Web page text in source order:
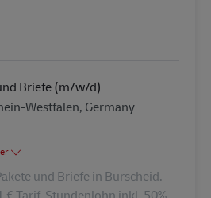
Briefe (m/w/d)
Westfalen, Germany
und Briefe in Burscheid.